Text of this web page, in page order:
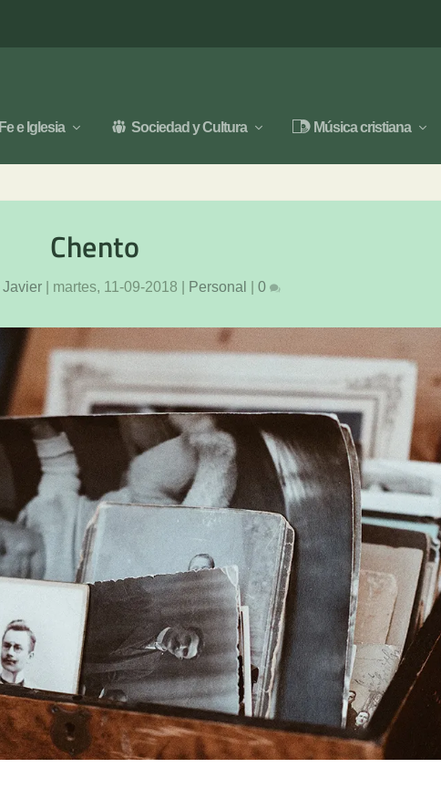
Fe e Iglesia Sociedad y Cultura Música cristiana
Chento
Javier martes, 11-09-2018 Personal 0